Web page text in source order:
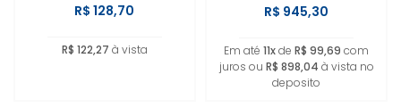
R$ 128,70
R$ 122,27 à vista
R$ 945,30
Em até 11xde R$ 99,69 com
juros ou R$ 898,04 à vista no
deposito